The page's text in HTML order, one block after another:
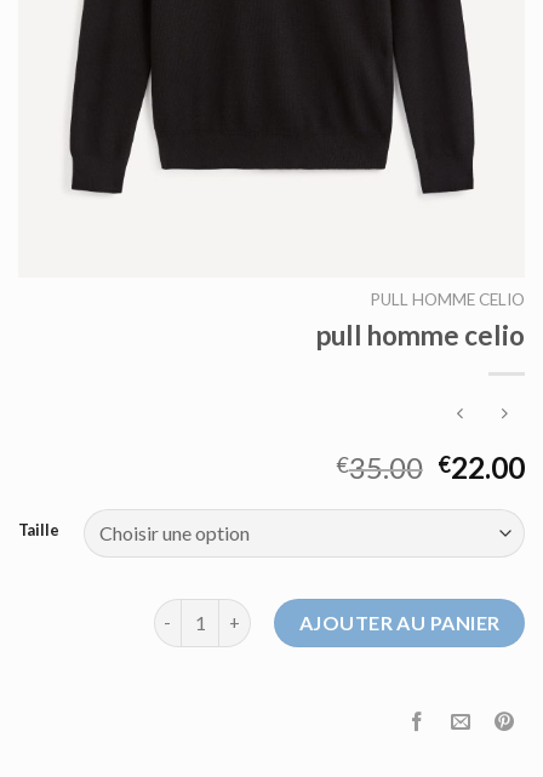
PULL HOMME CELIO
pull homme celio
€35.00 €22.00
Taille
quantité de pull homme celioAJOUTER AU PANIER